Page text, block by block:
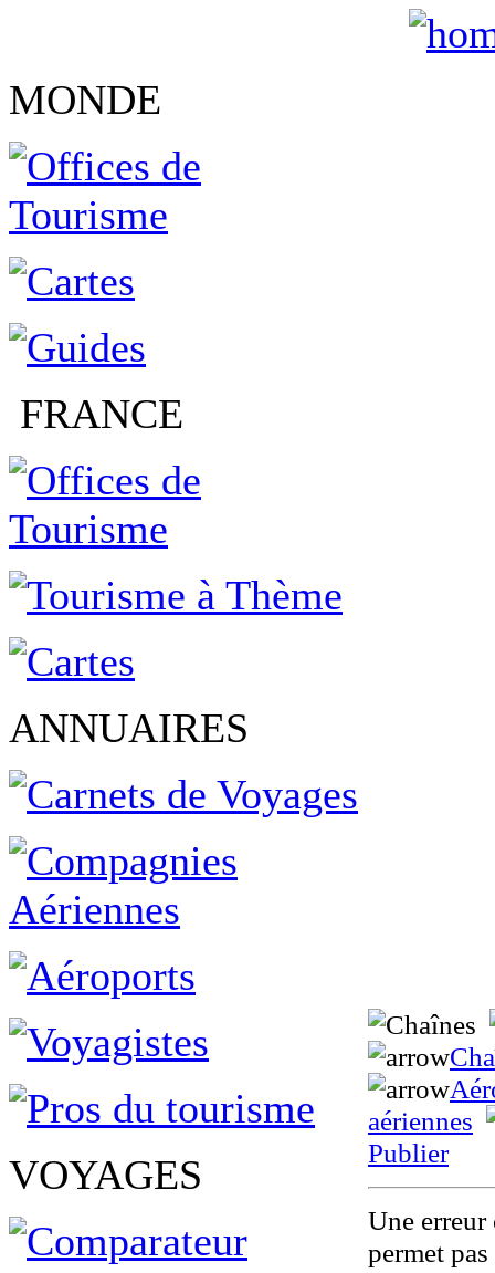
MONDE
FRANCE
ANNUAIRES
VOYAGES
aériennes
Publier
Une
permet